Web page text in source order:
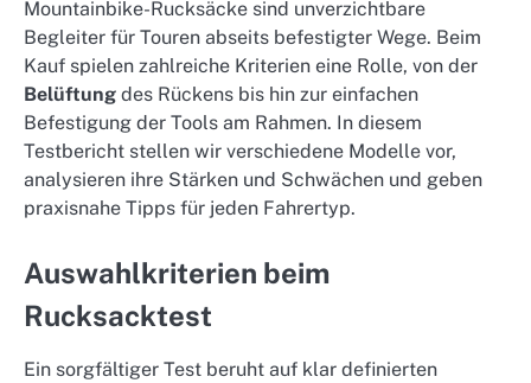
Mountainbike-Rucksäcke sind unverzichtbare
Begleiter für Touren abseits befestigter Wege. Beim
Kauf spielen zahlreiche Kriterien eine Rolle, von der
Belüftung des Rückens bis hin zur einfachen
Befestigung der Tools am Rahmen. In diesem
Testbericht stellen wir verschiedene Modelle vor,
analysieren ihre Stärken und Schwächen und geben
praxisnahe Tipps für jeden Fahrertyp.
Auswahlkriterien beim
Rucksacktest
Ein sorgfältiger Test beruht auf klar definierten